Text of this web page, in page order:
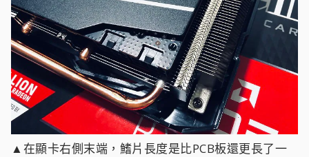
▲在顯卡右側末端，鰭片長度是比PCB板還更長了一